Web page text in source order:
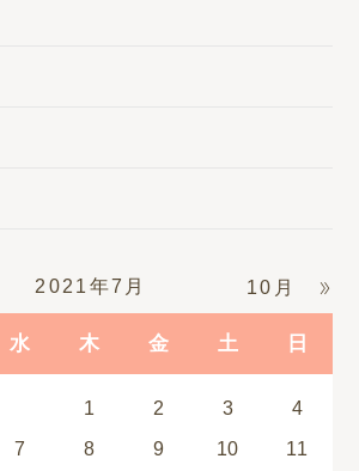
2021年7月
水 木 金 土 日
10月
1 2 3
4
7 8 9 10
11